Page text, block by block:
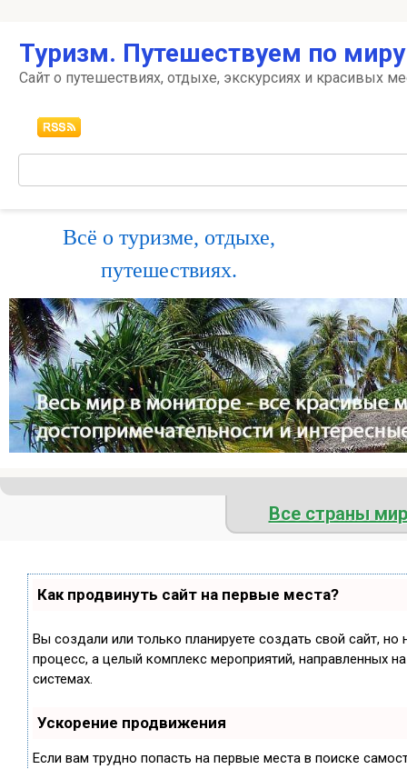
контенту
Туризм. Путешествуем по
Сайт о путешествиях, отдыхе, экскурсиях и красивых
Всё о туризме, отдыхе,
путешествиях.
Все страны
Как продвинуть сайт на первые места?
Вы создали или только планируете создать свой сайт,
процесс, а целый комплекс мероприятий, направленных
системах.
Ускорение продвижения
Если вам трудно попасть на первые места в поиске